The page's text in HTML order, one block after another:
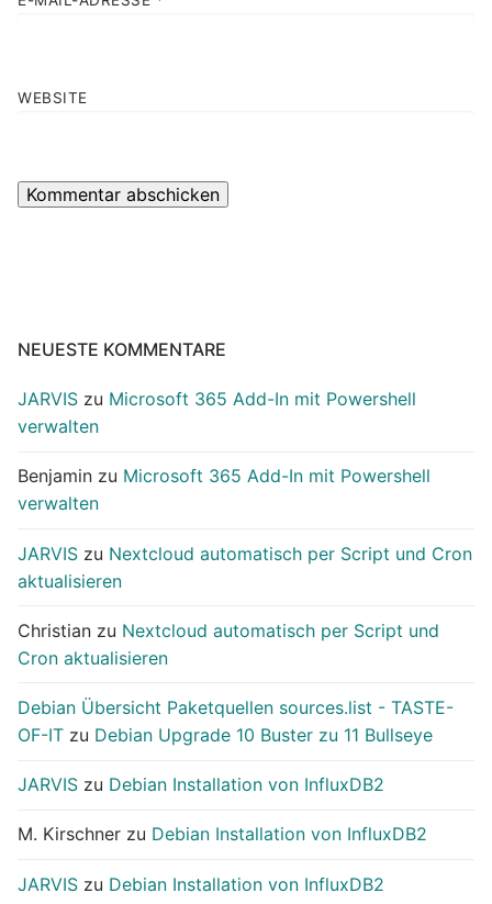
WEBSITE
NEUESTE KOMMENTARE
JARVIS zu Microsoft 365 Add-In mit Powershell
verwalten
Benjamin zu Microsoft 365 Add-In mit Powershell
verwalten
JARVIS zu Nextcloud automatisch per Script und Cron
aktualisieren
Christian zu Nextcloud automatisch per Script und
Cron aktualisieren
Debian Übersicht Paketquellen sources.list - TASTE-
OF-IT zu Debian Upgrade 10 Buster zu 11 Bullseye
JARVIS zu Debian Installation von InfluxDB2
M. Kirschner zu Debian Installation von InfluxDB2
JARVIS zu Debian Installation von InfluxDB2